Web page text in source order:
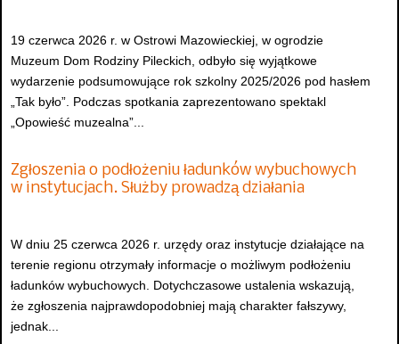
19 czerwca 2026 r. w Ostrowi Mazowieckiej, w ogrodzie
Muzeum Dom Rodziny Pileckich, odbyło się wyjątkowe
wydarzenie podsumowujące rok szkolny 2025/2026 pod hasłem
„Tak było”. Podczas spotkania zaprezentowano spektakl
„Opowieść muzealna”...
Zgłoszenia o podłożeniu ładunków wybuchowych
w instytucjach. Służby prowadzą działania
W dniu 25 czerwca 2026 r. urzędy oraz instytucje działające na
terenie regionu otrzymały informacje o możliwym podłożeniu
ładunków wybuchowych. Dotychczasowe ustalenia wskazują,
że zgłoszenia najprawdopodobniej mają charakter fałszywy,
jednak...